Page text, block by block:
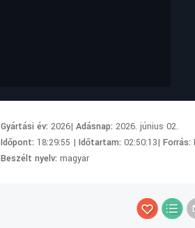
Gyártási év:2026|Adásnap:2026. június 02.
Időpont: 18:29:55 |Időtartam:02:50:13|Forrás:
Beszélt nyelv:magyar